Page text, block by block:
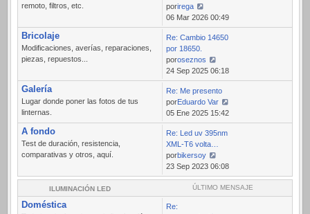
remoto, filtros, etc.
porirega
Ver
último
mensaje
06 Mar 2026 00:49
Bricolaje
Modificaciones, averías, reparaciones,
piezas, repuestos...
Re: Cambio 14650
por 18650.
poroseznos
Ver
último
mensaje
24 Sep 2025 06:18
Galería
Lugar donde poner las fotos de tus
linternas.
Re: Me presento
porEduardo Var
Ver
último
mensaje
05 Ene 2025 15:42
A fondo
Test de duración, resistencia,
comparativas y otros, aquí.
Re: Led uv 395nm
XML-T6 volta…
porbikersoy
Ver
último
mensaje
23 Sep 2023 06:08
ILUMINACIÓN LED ÚLTIMO MENSAJE
Doméstica
Re: